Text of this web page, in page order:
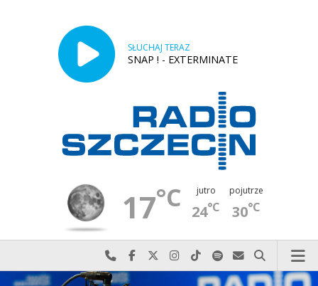
SŁUCHAJ TERAZ
SNAP ! - EXTERMINATE
17°C jutro
24°C
pojutrze
30°C
Najlepiej po prostu do nas zadzwoń
Odwiedź nas na Facebook-u
Odwiedź nas na X
Odwiedź nas na Instagram-ie
Odwiedź nas na TikTok-u
Szukaj nas na Spotify
Wyślij do nas
Szukaj